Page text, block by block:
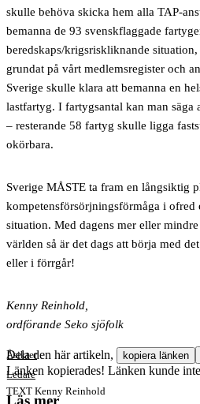
skulle behöva skicka hem alla TAP-
bemanna de 93 svenskflaggade
beredskaps/krigsriskliknande
grundat på vårt medlemsregister och
Sverige skulle klara att bemanna en
lastfartyg. I fartygsantal kan man säga
– resterande 58 fartyg skulle ligga
okörbara.
Sverige MÅSTE ta fram en långsiktig
kompetensförsörjningsförmåga i
situation. Med dagens mer eller
världen så är det dags att börja med
eller i förrgår!
Kenny Reinhold,
ordförande Seko sjöfolk
Åsikter
Ledare
TEXT Kenny Reinhold
Dela den här artikeln, kopiera länken
Länken kopierades! Länken kunde